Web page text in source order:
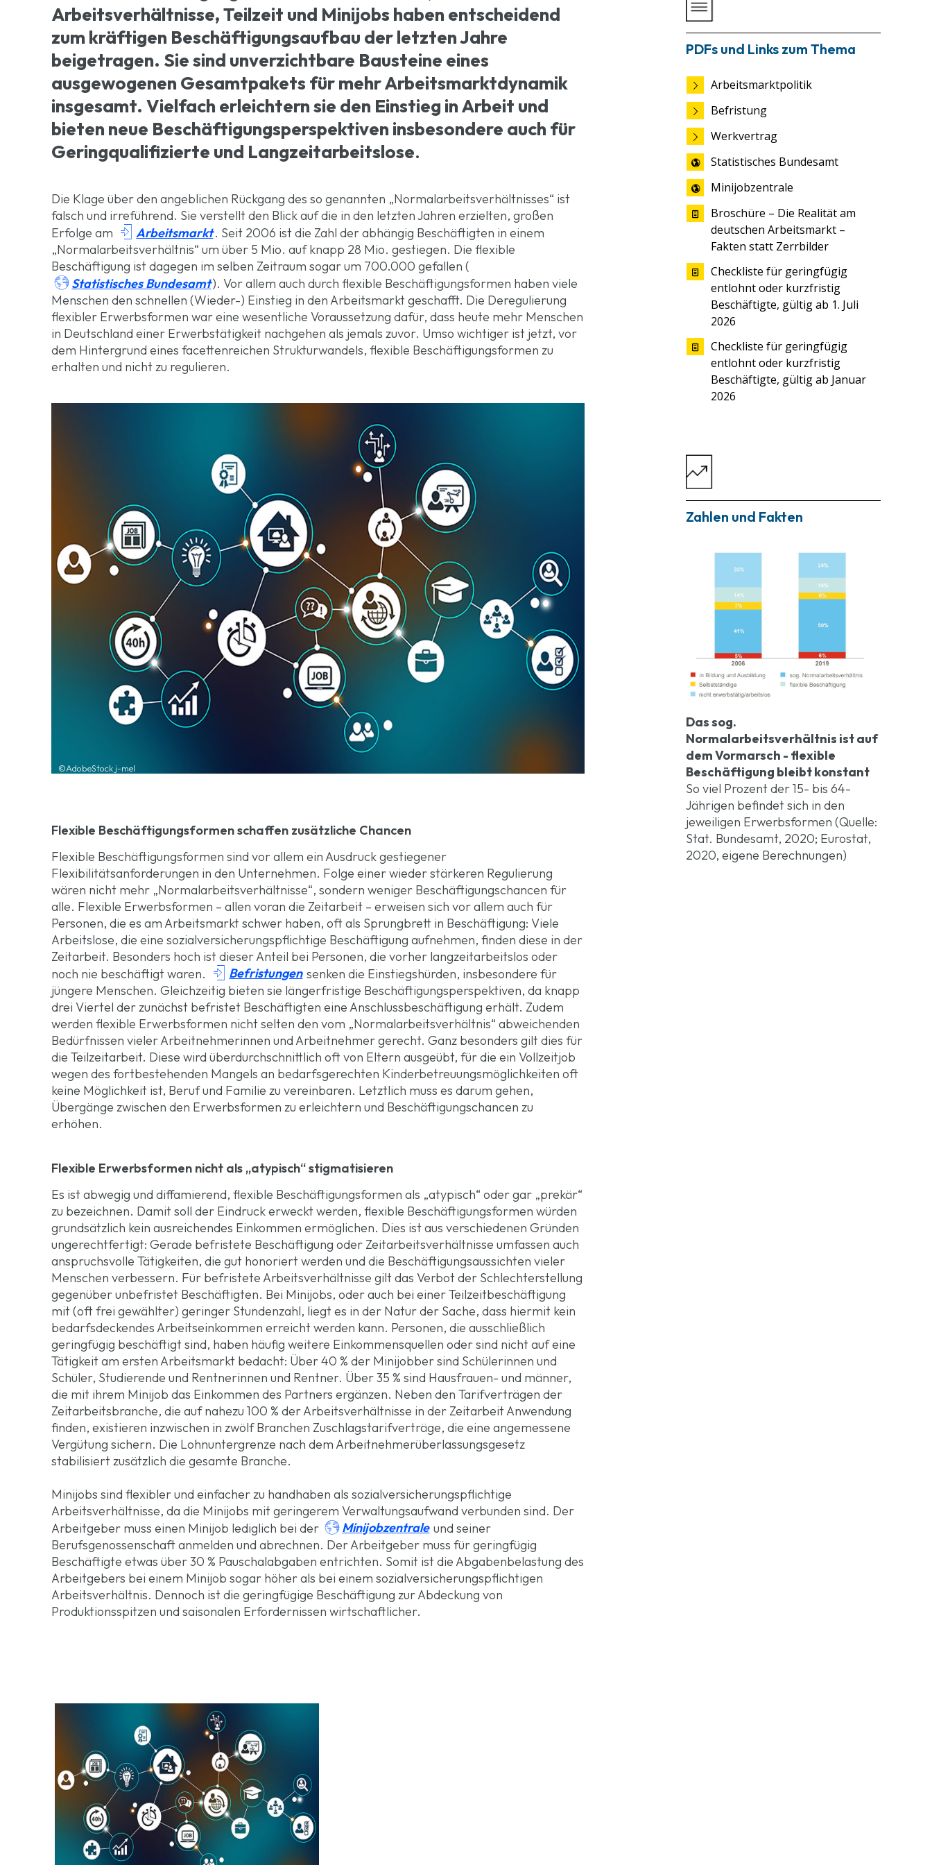
Arbeitsverhältnisse, Teilzeit und Minijobs haben entscheidend
zum kräftigen Beschäftigungsaufbau der letzten Jahre
beigetragen. Sie sind unverzichtbare Bausteine eines
ausgewogenen Gesamtpakets für mehr Arbeitsmarktdynamik
insgesamt. Vielfach erleichtern sie den Einstieg in Arbeit und
bieten neue Beschäftigungsperspektiven insbesondere auch für
Geringqualifizierte und Langzeitarbeitslose.
Die Klage über den angeblichen Rückgang des so genannten „Normalarbeitsverhältnisses“ ist
falsch und irreführend. Sie verstellt den Blick auf die in den letzten Jahren erzielten, großen
Erfolge am  Arbeitsmarkt. Seit 2006 ist die Zahl der abhängig Beschäftigten in einem
„Normalarbeitsverhältnis“ um über 5 Mio. auf knapp 28 Mio. gestiegen. Die flexible
Beschäftigung ist dagegen im selben Zeitraum sogar um 700.000 gefallen (
Statistisches Bundesamt). Vor allem auch durch flexible Beschäftigungsformen haben viele
Menschen den schnellen (Wieder-) Einstieg in den Arbeitsmarkt geschafft. Die Deregulierung
flexibler Erwerbsformen war eine wesentliche Voraussetzung dafür, dass heute mehr Menschen
in Deutschland einer Erwerbstätigkeit nachgehen als jemals zuvor. Umso wichtiger ist jetzt, vor
dem Hintergrund eines facettenreichen Strukturwandels, flexible Beschäftigungsformen zu
erhalten und nicht zu regulieren.
©AdobeStock j-mel
Flexible Beschäftigungsformen schaffen zusätzliche Chancen
Flexible Beschäftigungsformen sind vor allem ein Ausdruck gestiegener
Flexibilitätsanforderungen in den Unternehmen. Folge einer wieder stärkeren Regulierung
wären nicht mehr „Normalarbeitsverhältnisse“, sondern weniger Beschäftigungschancen für
alle. Flexible Erwerbsformen – allen voran die Zeitarbeit – erweisen sich vor allem auch für
Personen, die es am Arbeitsmarkt schwer haben, oft als Sprungbrett in Beschäftigung: Viele
Arbeitslose, die eine sozialversicherungspflichtige Beschäftigung aufnehmen, finden diese in der
Zeitarbeit. Besonders hoch ist dieser Anteil bei Personen, die vorher langzeitarbeitslos oder
noch nie beschäftigt waren.  Befristungen senken die Einstiegshürden, insbesondere für
jüngere Menschen. Gleichzeitig bieten sie längerfristige Beschäftigungsperspektiven, da knapp
drei Viertel der zunächst befristet Beschäftigten eine Anschlussbeschäftigung erhält. Zudem
werden flexible Erwerbsformen nicht selten den vom „Normalarbeitsverhältnis“ abweichenden
Bedürfnissen vieler Arbeitnehmerinnen und Arbeitnehmer gerecht. Ganz besonders gilt dies für
die Teilzeitarbeit. Diese wird überdurchschnittlich oft von Eltern ausgeübt, für die ein Vollzeitjob
wegen des fortbestehenden Mangels an bedarfsgerechten Kinderbetreuungsmöglichkeiten oft
keine Möglichkeit ist, Beruf und Familie zu vereinbaren. Letztlich muss es darum gehen,
Übergänge zwischen den Erwerbsformen zu erleichtern und Beschäftigungschancen zu
erhöhen.
Flexible Erwerbsformen nicht als „atypisch“ stigmatisieren
Es ist abwegig und diffamierend, flexible Beschäftigungsformen als „atypisch“ oder gar „prekär“
zu bezeichnen. Damit soll der Eindruck erweckt werden, flexible Beschäftigungsformen würden
grundsätzlich kein ausreichendes Einkommen ermöglichen. Dies ist aus verschiedenen Gründen
ungerechtfertigt: Gerade befristete Beschäftigung oder Zeitarbeitsverhältnisse umfassen auch
anspruchsvolle Tätigkeiten, die gut honoriert werden und die Beschäftigungsaussichten vieler
Menschen verbessern. Für befristete Arbeitsverhältnisse gilt das Verbot der Schlechterstellung
gegenüber unbefristet Beschäftigten. Bei Minijobs, oder auch bei einer Teilzeitbeschäftigung
mit (oft frei gewählter) geringer Stundenzahl, liegt es in der Natur der Sache, dass hiermit kein
bedarfsdeckendes Arbeitseinkommen erreicht werden kann. Personen, die ausschließlich
geringfügig beschäftigt sind, haben häufig weitere Einkommensquellen oder sind nicht auf eine
Tätigkeit am ersten Arbeitsmarkt bedacht: Über 40 % der Minijobber sind Schülerinnen und
Schüler, Studierende und Rentnerinnen und Rentner. Über 35 % sind Hausfrauen- und männer,
die mit ihrem Minijob das Einkommen des Partners ergänzen. Neben den Tarifverträgen der
Zeitarbeitsbranche, die auf nahezu 100 % der Arbeitsverhältnisse in der Zeitarbeit Anwendung
finden, existieren inzwischen in zwölf Branchen Zuschlagstarifverträge, die eine angemessene
Vergütung sichern. Die Lohnuntergrenze nach dem Arbeitnehmerüberlassungsgesetz
stabilisiert zusätzlich die gesamte Branche.
Minijobs sind flexibler und einfacher zu handhaben als sozialversicherungspflichtige
Arbeitsverhältnisse, da die Minijobs mit geringerem Verwaltungsaufwand verbunden sind. Der
Arbeitgeber muss einen Minijob lediglich bei der Minijobzentrale und seiner
Berufsgenossenschaft anmelden und abrechnen. Der Arbeitgeber muss für geringfügig
Beschäftigte etwas über 30 % Pauschalabgaben entrichten. Somit ist die Abgabenbelastung des
Arbeitgebers bei einem Minijob sogar höher als bei einem sozialversicherungspflichtigen
Arbeitsverhältnis. Dennoch ist die geringfügige Beschäftigung zur Abdeckung von
Produktionsspitzen und saisonalen Erfordernissen wirtschaftlicher.
PDFs und Links zum Thema
Arbeitsmarktpolitik
Befristung
Werkvertrag
Statistisches Bundesamt
Minijobzentrale
Broschüre – Die Realität am
deutschen Arbeitsmarkt –
Fakten statt Zerrbilder
Checkliste für geringfügig
entlohnt oder kurzfristig
Beschäftigte, gültig ab 1. Juli
2026
Checkliste für geringfügig
entlohnt oder kurzfristig
Beschäftigte, gültig ab Januar
2026
Zahlen und Fakten
Das sog.
Normalarbeitsverhältnis ist auf
dem Vormarsch - flexible
Beschäftigung bleibt konstant
So viel Prozent der 15- bis 64-
Jährigen befindet sich in den
jeweiligen Erwerbsformen (Quelle:
Stat. Bundesamt, 2020; Eurostat,
2020, eigene Berechnungen)